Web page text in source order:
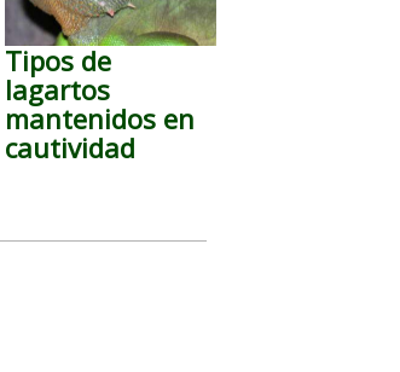
Tipos de
lagartos
mantenidos en
cautividad